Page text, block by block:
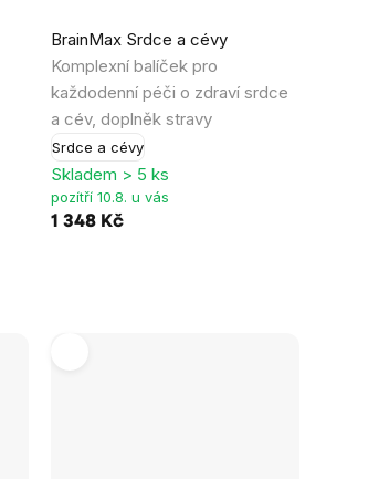
BrainMax Srdce a cévy
Komplexní balíček pro
každodenní péči o zdraví srdce
a cév, doplněk stravy
Srdce a cévy
Skladem > 5 ks
pozítří 10.8. u vás
1 348 Kč